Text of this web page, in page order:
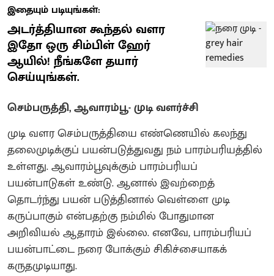
இதையும் படியுங்கள்:
அடர்த்தியான கூந்தல் வளர
இதோ ஒரு சிம்பிள் ஹேர்
ஆயில்! நீங்களே தயார்
செய்யுங்கள்.
செம்பருத்தி, ஆவாரம்பூ- முடி வளர்ச்சி
முடி வளர செம்பருத்தியை எண்ணெயில் கலந்து
தலைமுடிக்குப் பயன்படுத்துவது நம் பாரம்பரியத்தில்
உள்ளது. ஆவாரம்பூவுக்கும் பாரம்பரியப்
பயன்பாடுகள் உண்டு. ஆனால் இவற்றைத்
தொடர்ந்து பயன் படுத்தினால் வெள்ளை முடி
கருப்பாகும் என்பதற்கு நம்மில் போதுமான
அறிவியல் ஆதாரம் இல்லை. எனவே, பாரம்பரியப்
பயன்பாட்டை நரை போக்கும் சிகிச்சையாகக்
கருதமுடியாது.